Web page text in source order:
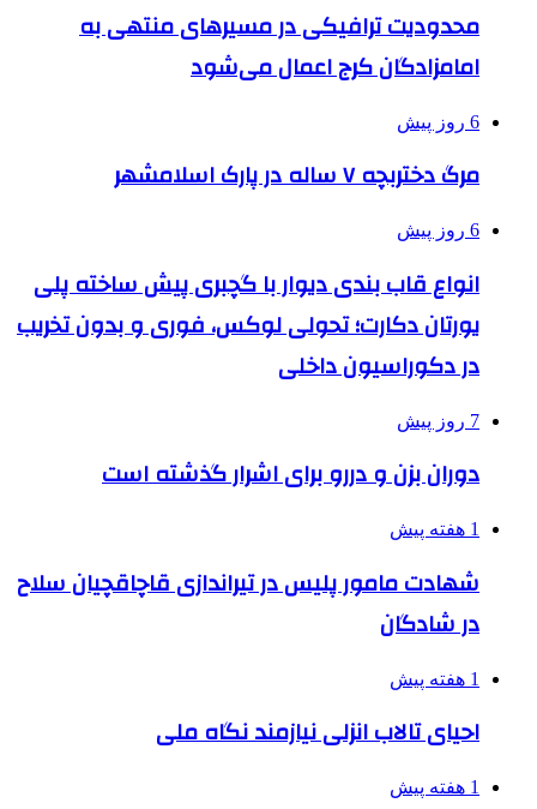
محدودیت ترافیکی در مسیرهای منتهی به
امامزادگان کرج اعمال می‌شود
6 روز پیش
مرگ دختربچه ۷ ساله در پارک اسلامشهر
6 روز پیش
انواع قاب بندی دیوار با گچبری پیش ساخته پلی
یورتان دکارت؛ تحولی لوکس، فوری و بدون تخریب
در دکوراسیون داخلی
7 روز پیش
دوران بزن و دررو برای اشرار گذشته است
1 هفته پیش
شهادت مامور پلیس در تیراندازی قاچاقچیان سلاح
در شادگان
1 هفته پیش
احیای تالاب انزلی نیازمند نگاه ملی
1 هفته پیش